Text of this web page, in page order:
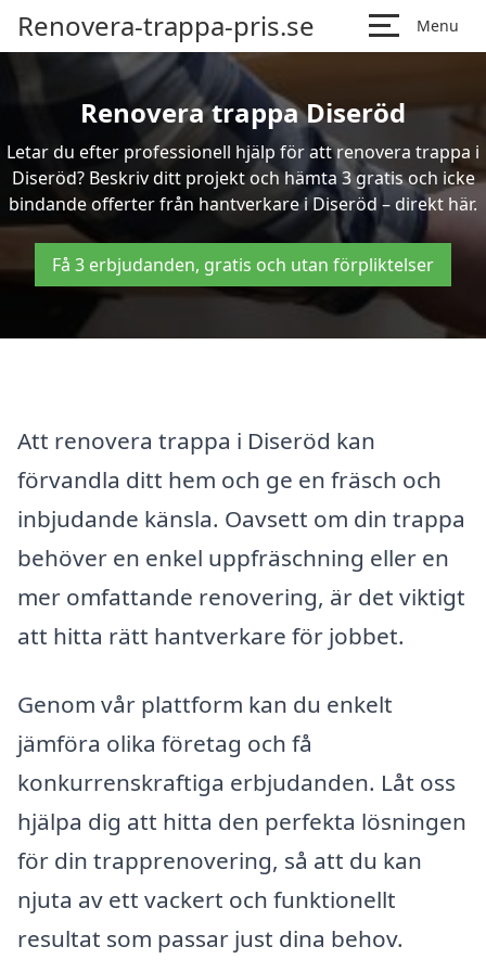
Renovera-trappa-pris.se Menu
Renovera trappa Diseröd
Letar du efter professionell hjälp för att renovera trappa i
Diseröd? Beskriv ditt projekt och hämta 3 gratis och icke
bindande offerter från hantverkare i Diseröd – direkt här.
Få 3 erbjudanden, gratis och utan förpliktelser
Att renovera trappa i Diseröd kan
förvandla ditt hem och ge en fräsch och
inbjudande känsla. Oavsett om din trappa
behöver en enkel uppfräschning eller en
mer omfattande renovering, är det viktigt
att hitta rätt hantverkare för jobbet.
Genom vår plattform kan du enkelt
jämföra olika företag och få
konkurrenskraftiga erbjudanden. Låt oss
hjälpa dig att hitta den perfekta lösningen
för din trapprenovering, så att du kan
njuta av ett vackert och funktionellt
resultat som passar just dina behov.